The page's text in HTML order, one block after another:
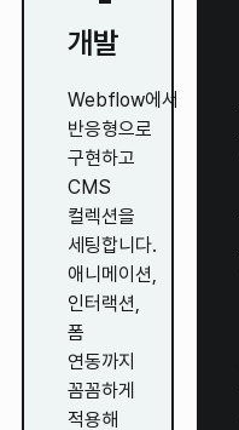
개발
Webflow에서
반응형으로
구현하고
CMS
컬렉션을
세팅합니다.
애니메이션,
인터랙션,
폼
연동까지
꼼꼼하게
적용해